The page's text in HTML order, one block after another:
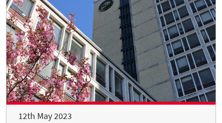
12th May 2023